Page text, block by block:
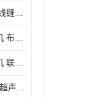
编织袋缝合机 超声波无线缝合机 厂家现货供应
全自动无纺布眼罩成型机 布料海绵眼罩热合切边机
超声波无纺布塑胶焊接机 联宇制造
15k超声波焊接机 2600w超声波焊接机 联宇制造